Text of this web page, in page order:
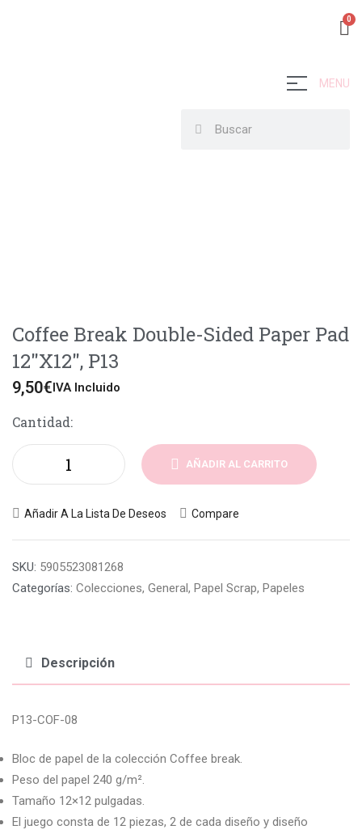
MENU
Coffee Break Double-Sided Paper Pad
12″X12″, P13
9,50€IVA Incluido
Cantidad:
AÑADIR AL CARRITO
Añadir A La Lista De Deseos Compare
SKU: 5905523081268
Categorías: Colecciones, General, Papel Scrap, Papeles
Descripción
P13-COF-08
Bloc de papel de la colección Coffee break.
Peso del papel 240 g/m².
Tamaño 12×12 pulgadas.
El juego consta de 12 piezas, 2 de cada diseño y diseño